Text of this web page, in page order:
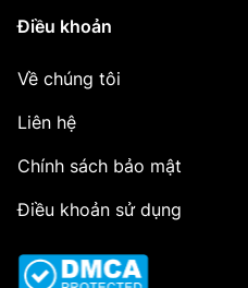
Điều khoản
Về chúng tôi
Liên hệ
Chính sách bảo mật
Điều khoản sử dụng